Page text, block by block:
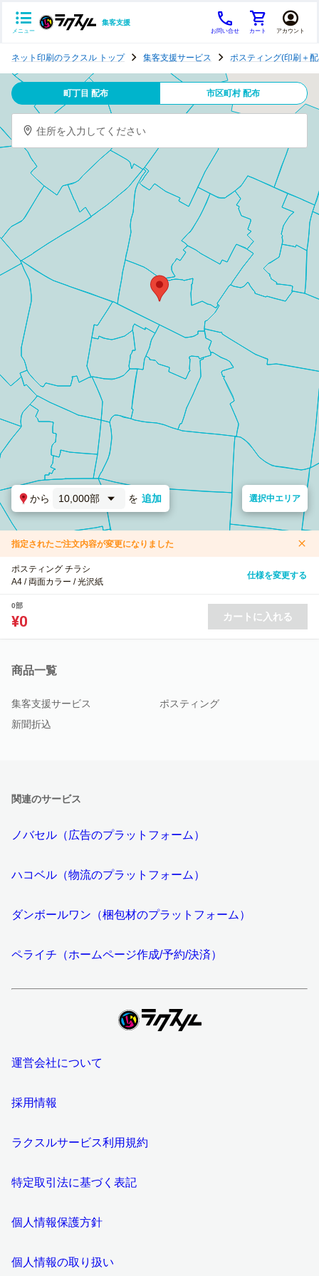
メニュー
集客支援
お問い合せ カート アカウント
テ
ン
グ
ネット印刷のラクスル トップ 集客支援サービス ポスティング(印刷＋
町丁目 配布 市区町村 配布
住所を入力してください
から 10,000部 を 追加 選択中エリア
指定されたご注文内容が変更になりました
ポスティング チラシ
A4 / 両面カラー / 光沢紙
仕様を変更する
0部
¥0 カートに入れる
商品一覧
集客支援サービス
ポスティング
新聞折込
関連のサービス
ノバセル（広告のプラットフォーム）
ハコベル（物流のプラットフォーム）
ダンボールワン（梱包材のプラットフォーム）
ペライチ（ホームページ作成/予約/決済）
運営会社について
採用情報
ラクスルサービス利用規約
特定取引法に基づく表記
個人情報保護方針
個人情報の取り扱い